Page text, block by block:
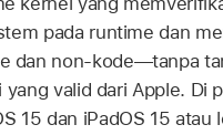
pada runtime dan
dan non-kode—tanpa
yang valid dari Apple. Di
15 dan iPadOS 15 atau